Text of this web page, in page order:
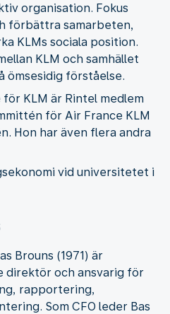
organisation. Fokus
förbättra samarbeten,
KLMs sociala position.
KLM och samhället
ömsesidig förståelse.
KLM är Rintel medlem
för Air France KLM
Hon har även flera andra
vid universitetet i
Brouns (1971) är
direktör och ansvarig för
rapportering,
Som CFO leder Bas